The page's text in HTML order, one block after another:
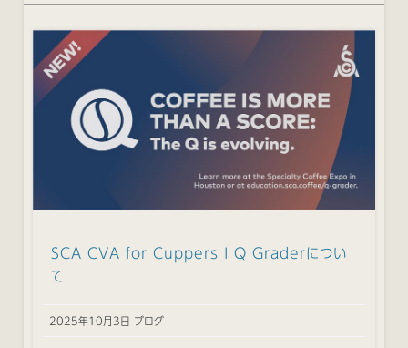
SCA CVA for Cuppers I Q Graderについ
て
2025年10月3日 ブログ